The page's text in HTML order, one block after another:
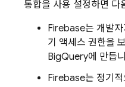
통합을 사용 설정하면 다
Firebase는 개발
기 액세스 권한을
BigQuery에 만듭
Firebase는 정기적